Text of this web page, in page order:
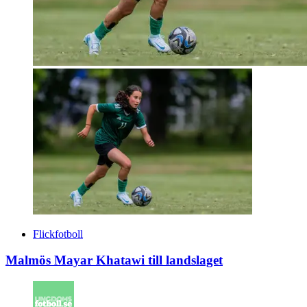
Flickfotboll
Malmös Mayar Khatawi till landslaget